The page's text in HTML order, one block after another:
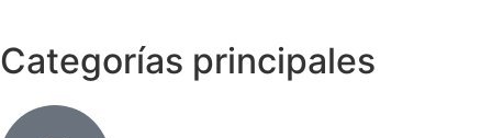
Categorías principales